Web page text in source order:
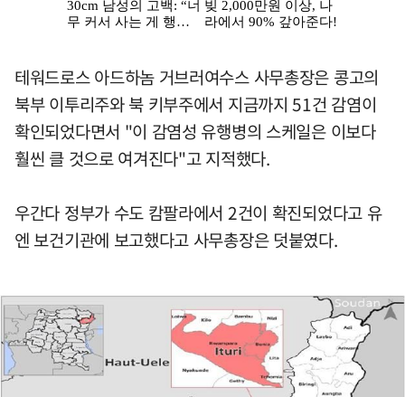
테워드로스 아드하놈 거브러여수스 사무총장은 콩고의
북부 이투리주와 북 키부주에서 지금까지 51건 감염이
확인되었다면서 "이 감염성 유행병의 스케일은 이보다
훨씬 클 것으로 여겨진다"고 지적했다.
우간다 정부가 수도 캄팔라에서 2건이 확진되었다고 유
엔 보건기관에 보고했다고 사무총장은 덧붙였다.